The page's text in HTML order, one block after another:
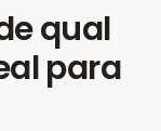
qual
para